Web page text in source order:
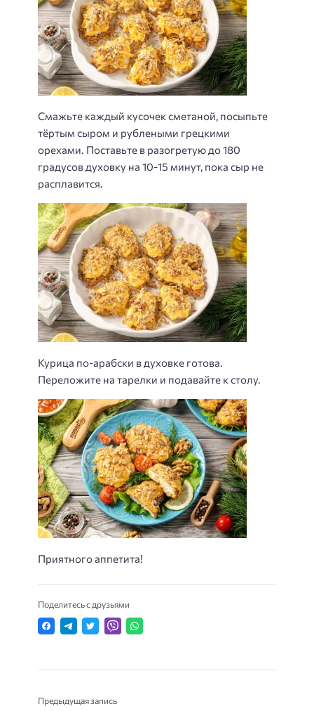
Смажьте каждый кусочек сметаной, посыпьте
тёртым сыром и рублеными грецкими
орехами. Поставьте в разогретую до 180
градусов духовку на 10-15 минут, пока сыр не
расплавится.
Курица по-арабски в духовке готова.
Переложите на тарелки и подавайте к столу.
Приятного аппетита!
Поделитесь с друзьями
Предыдущая запись